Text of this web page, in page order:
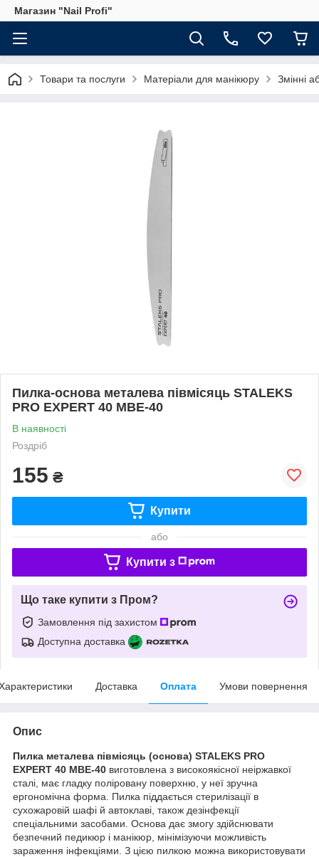
Магазин "Nail Profi"
Товари та послуги Матеріали для манікюру Змінні
Пилка-основа металева півмісяць STALEKS
PRO EXPERT 40 MBE-40
В наявності
Роздріб
155 ₴
Купити
або
Купити з
Що таке купити з Пром?
Замовлення під захистом
Доступна доставка
Доставка Оплата Умови повернення
Опис
Пилка металева півмісяць (основа) STALEKS PRO
EXPERT 40 MBE-40 виготовлена з високоякісної неіржавкої
сталі, має гладку поліровану поверхню, у неї зручна
ергономічна форма. Пилка піддається стерилізації в
сухожаровій шафі й автоклаві, також дезінфекції
спеціальними засобами. Основа дає змогу здійснювати
безпечний педикюр і манікюр, мінімізуючи можливість
зараження інфекціями. З цією пилкою можна використовувати